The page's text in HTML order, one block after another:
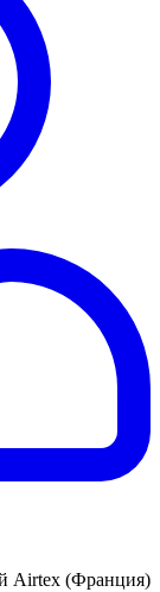
Airtex (Франция)